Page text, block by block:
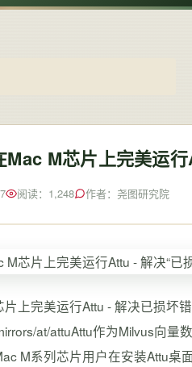
Mac M芯片上完美运
阅读：1,248 作者：尧图研究院
上完美运行Attu - 解决已损坏
at/attuAttu作为Milvus向
M系列芯片用户在安装Attu